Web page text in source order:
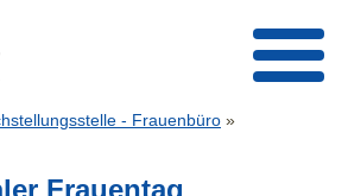
- Frauenbüro »
Frauentag